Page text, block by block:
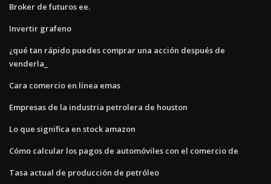
Broker de futuros ee.
Invertir grafeno
¿qué tan rápido puedes comprar una acción después de
venderla_
Cara comercio en línea emas
Empresas de la industria petrolera de houston
Lo que significa en stock amazon
Cómo calcular los pagos de automóviles con el comercio de
Tasa actual de producción de petróleo